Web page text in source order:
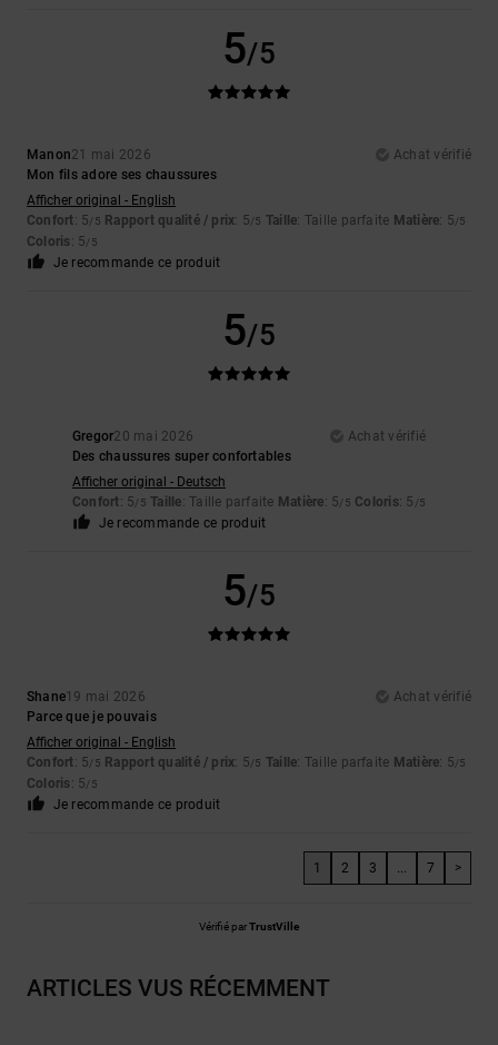
5/5
Manon21 mai 2026
Achat vérifié
Mon fils adore ses chaussures
Afficher original - English
Confort: 5/5 Rapport qualité / prix: 5/5 Taille: Taille parfaite Matière: 5/5
Coloris: 5/5
Je recommande ce produit
5/5
Gregor20 mai 2026
Achat vérifié
Des chaussures super confortables
Afficher original - Deutsch
Confort: 5/5 Taille: Taille parfaite Matière: 5/5 Coloris: 5 /5
Je recommande ce produit
5/5
Shane19 mai 2026
Achat vérifié
Parce que je pouvais
Afficher original - English
Confort: 5/5 Rapport qualité / prix: 5/5 Taille: Taille parfaite Matière: 5/5
Coloris: 5/5
Je recommande ce produit
1 2 3 ... 7 >
Vérifié parTrustVille
ARTICLES VUS RÉCEMMENT